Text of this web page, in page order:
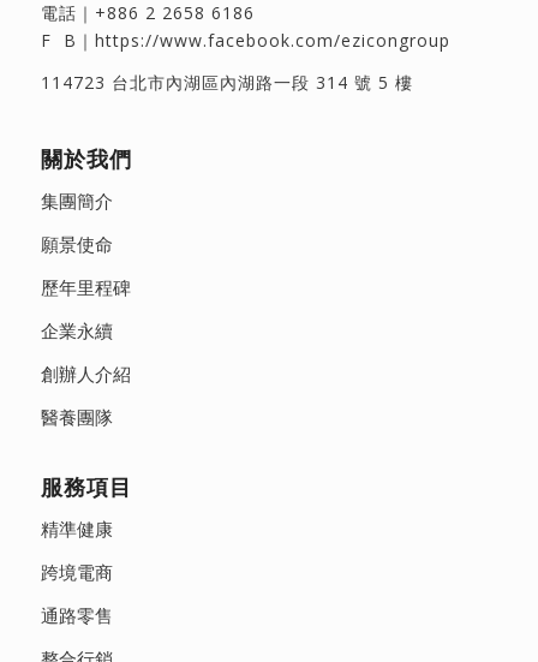
電話｜ +886 2 2658 6186
F B｜ https://www.facebook.com/ezicongroup
114723 台北市內湖區內湖路一段 314 號 5 樓
關於我們
集團簡介
願景使命
歷年里程碑
企業永續
創辦人介紹
醫養團隊
服務項目
精準健康
跨境電商
通路零售